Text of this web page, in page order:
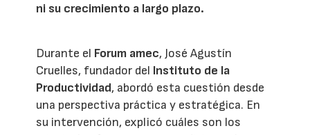
ni su crecimiento a largo plazo.
Durante el Forum amec, José Agustín
Cruelles, fundador del Instituto de la
Productividad, abordó esta cuestión desde
una perspectiva práctica y estratégica. En
su intervención, explicó cuáles son los